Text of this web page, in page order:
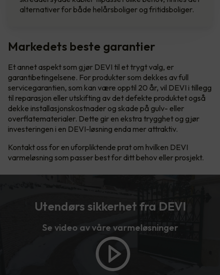
alternativer for både helårsboliger og fritidsboliger.
Markedets beste garantier
Et annet aspekt som gjør DEVI til et trygt valg, er
garantibetingelsene. For produkter som dekkes av full
servicegarantien, som kan være opptil 20 år, vil DEVI i tillegg
til reparasjon eller utskifting av det defekte produktet også
dekke installasjonskostnader og skade på gulv- eller
overflatematerialer. Dette gir en ekstra trygghet og gjør
investeringen i en DEVI-løsning enda mer attraktiv.
Kontakt oss for en uforpliktende prat om hvilken DEVI
varmeløsning som passer best for ditt behov eller prosjekt.
Utendørs sikkerhet fra DEVI
Se video av våre varmeløsninger